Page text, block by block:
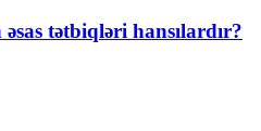
tətbiqləri hansılardır?